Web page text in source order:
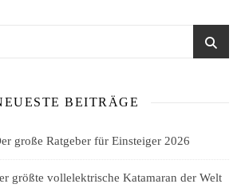
BEITRÄGE
große Ratgeber für Einsteiger 2026
größte vollelektrische Katamaran der Welt